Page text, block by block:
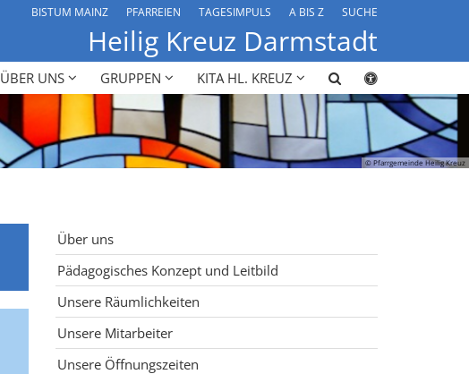
BISTUM MAINZ PFARREIEN TAGESIMPULS A BIS Z SUCHE
Heilig Kreuz Darmstadt
ÜBER UNS GRUPPEN KITA HL. KREUZ
© Pfarrgemeinde Heilig Kreuz
Über uns
Pädagogisches Konzept und Leitbild
Unsere Räumlichkeiten
Unsere Mitarbeiter
Unsere Öffnungszeiten